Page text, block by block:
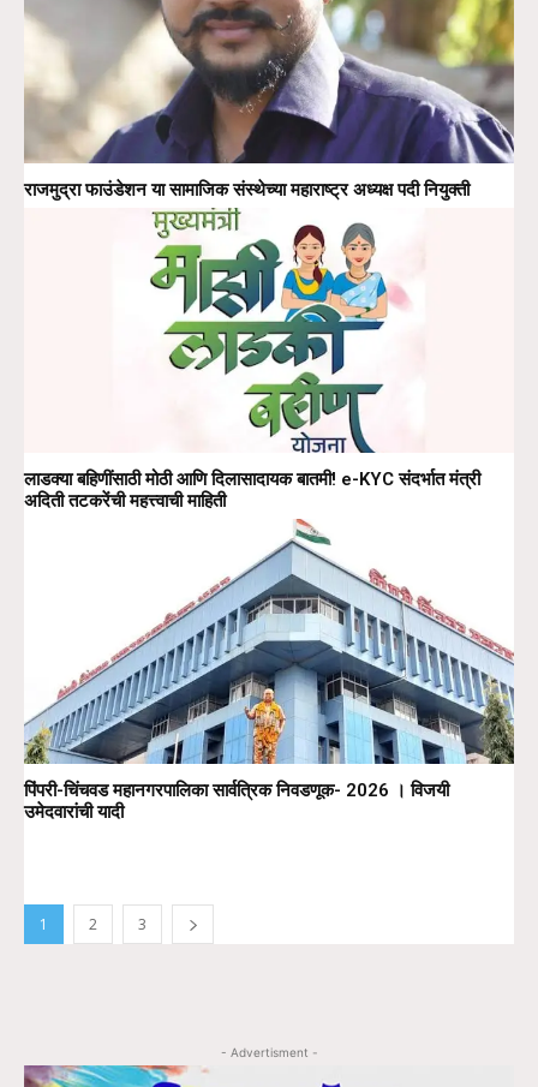
राजमुद्रा फाउंडेशन या सामाजिक संस्थेच्या महाराष्ट्र अध्यक्ष पदी नियुक्ती
लाडक्या बहिणींसाठी मोठी आणि दिलासादायक बातमी! e-KYC संदर्भात मंत्री
अदिती तटकरेंची महत्त्वाची माहिती
पिंपरी-चिंचवड महानगरपालिका सार्वत्रिक निवडणूक- 2026 । विजयी
उमेदवारांची यादी
1 2 3
- Advertisment -